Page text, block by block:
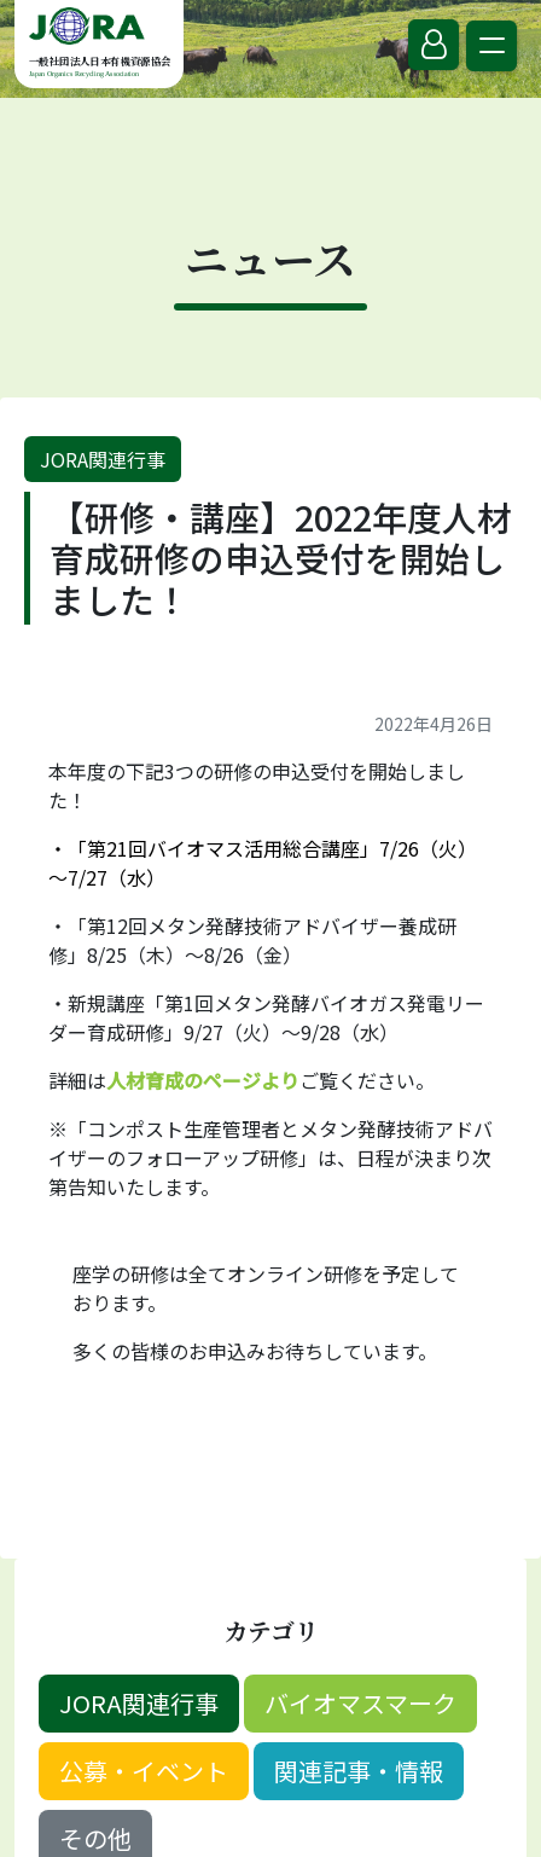
Skip to content
一般社団法人日本有機資源協会
Japan Organics Recycling Association
ニュース
JORA関連行事
【研修・講座】2022年度人材
育成研修の申込受付を開始し
ました！
2022年4月26日
本年度の下記3つの研修の申込受付を開始しまし
た！
・「第21回バイオマス活用総合講座」7/26（火）
～7/27（水）
・「第12回メタン発酵技術アドバイザー養成研
修」8/25（木）～8/26（金）
・新規講座「第1回メタン発酵バイオガス発電リー
ダー育成研修」9/27（火）～9/28（水）
詳細は人材育成のページよりご覧ください。
※「コンポスト生産管理者とメタン発酵技術アドバ
イザーのフォローアップ研修」は、日程が決まり次
第告知いたします。
座学の研修は全てオンライン研修を予定して
おります。
多くの皆様のお申込みお待ちしています。
カテゴリ
JORA関連行事
バイオマスマーク
公募・イベント
関連記事・情報
その他